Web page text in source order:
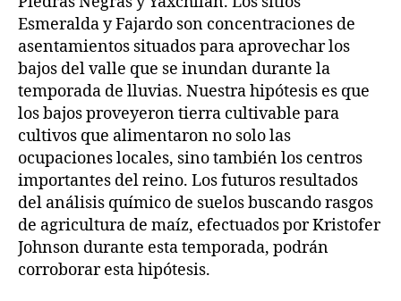
Esmeralda y Fajardo son concentraciones de
asentamientos situados para aprovechar los
bajos del valle que se inundan durante la
temporada de lluvias. Nuestra hipótesis es que
los bajos proveyeron tierra cultivable para
cultivos que alimentaron no solo las
ocupaciones locales, sino también los centros
importantes del reino. Los futuros resultados
del análisis químico de suelos buscando rasgos
de agricultura de maíz, efectuados por Kristofer
Johnson durante esta temporada, podrán
corroborar esta hipótesis.